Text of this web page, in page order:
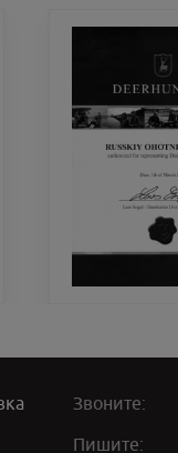
Звоните:
Пишите: